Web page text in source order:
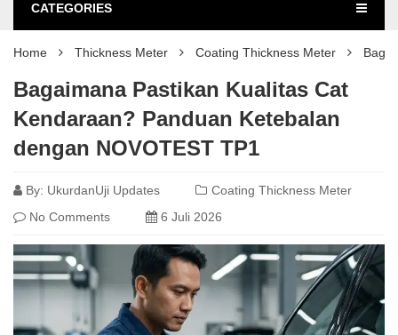
CATEGORIES
Home Thickness Meter Coating Thickness Meter
Bagaimana Pastikan Kualitas Cat
Kendaraan? Panduan Ketebalan
dengan NOVOTEST TP1
By: UkurdanUji Updates
Coating Thickness Meter
No Comments
6 Juli 2026